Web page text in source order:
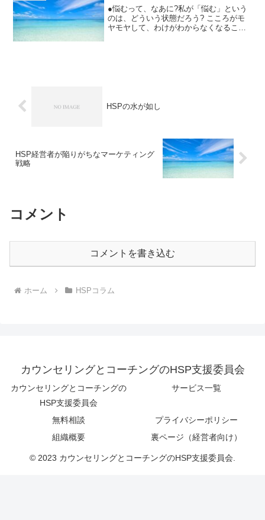
●悩むって、なあに?私が「悩む」という
のは、どういう状態だろう? こころがモ
ヤモヤして、わけがわからなくなるこ
HSPの水が如し
HSP経営者が陥りがちなマーケティング
戦略
コメント
コメントを書き込む
ホーム HSPコラム
カウンセリングとコーチングのHSP支援委員会
カウンセリングとコーチングの
HSP支援委員会
サービス一覧
無料相談
プライバシーポリシー
組織概要
裏ページ（経営者向け）
© 2023 カウンセリングとコーチングのHSP支援委員会.